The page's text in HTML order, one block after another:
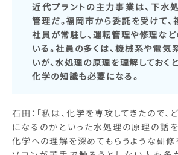
近代プラントの主力事業は、下水
管理だ。福岡市から委託を受けて
社員が常駐し、運転管理や修理など
いる。社員の多くは、機械系や電
いが、水処理の原理を理解しておく
化学の知識も必要になる。
石田：「私は、化学を専攻してきたので、
になるのかといった水処理の原理の話
化学への理解を深めてもらうような研修